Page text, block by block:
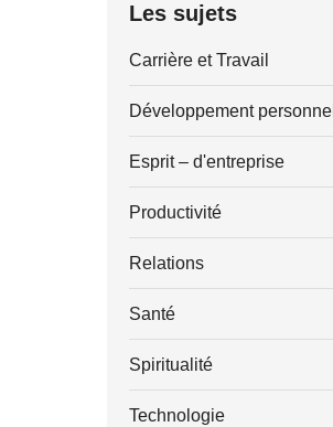
Les sujets
Carrière et Travail
Développement personnel
Esprit – d'entreprise
Productivité
Relations
Santé
Spiritualité
Technologie